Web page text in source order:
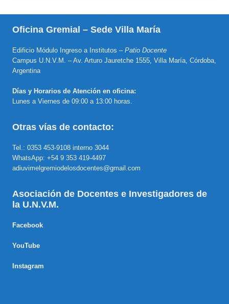
Oficina Gremial – Sede Villa María
Edificio Módulo Ingreso a Institutos – Patio Docente
Campus U.N.V.M. – Av. Arturo Jauretche 1555, Villa María, Córdoba,
Argentina
Días y Horarios de Atención en oficina:
Lunes a Viernes de 09:00 a 13:00 horas.
Otras vías de contacto:
Tel.: 0353 453-9108 interno 3044
WhatsApp: +54 9 353 419-4497
adiuvimelgremiodelosdocentes@gmail.com
Asociación de Docentes e Investigadores de
la U.N.V.M.
Facebook
YouTube
Instagram